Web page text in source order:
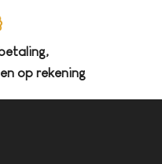
op rekening